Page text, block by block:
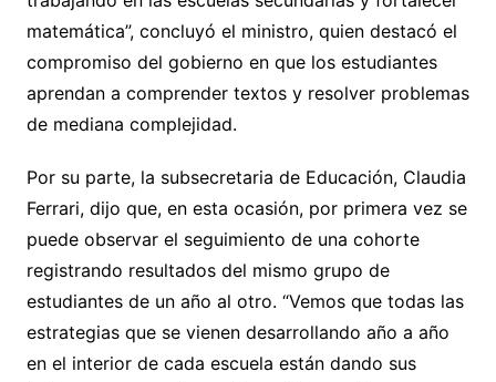
matemática”, concluyó el ministro, quien destacó el
compromiso del gobierno en que los estudiantes
aprendan a comprender textos y resolver problemas
de mediana complejidad.
Por su parte, la subsecretaria de Educación, Claudia
Ferrari, dijo que, en esta ocasión, por primera vez se
puede observar el seguimiento de una cohorte
registrando resultados del mismo grupo de
estudiantes de un año al otro. “Vemos que todas las
estrategias que se vienen desarrollando año a año
en el interior de cada escuela están dando sus